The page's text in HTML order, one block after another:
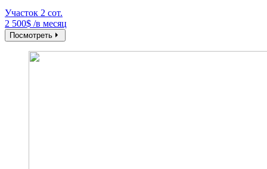
Участок 2 сот.
2 500$ /в месяц
Посмотреть